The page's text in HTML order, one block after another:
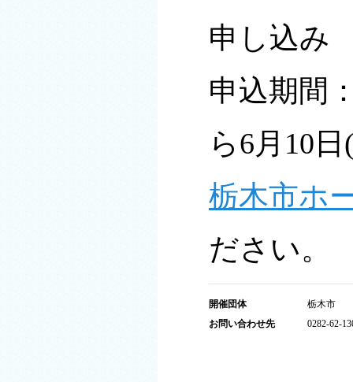
申し込み
申込期間
ら6月10
栃木市ホ
ださい。
開催団体
栃木市
お問い合わせ先
0282-62-